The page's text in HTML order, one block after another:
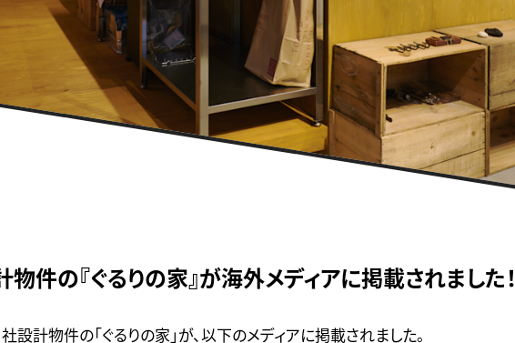
件の『ぐるりの家』が海外メディアに掲載されました！
計物件の「ぐるりの家」が、以下のメディアに掲載されました。